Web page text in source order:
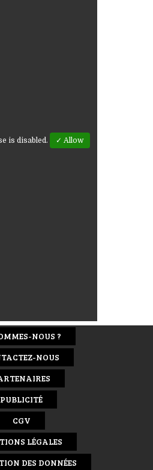
is disabled. ✓ Allow
NOUS ?
NOUS
PUBLICITÉ
CGV
LÉGALES
DES DONNÉES